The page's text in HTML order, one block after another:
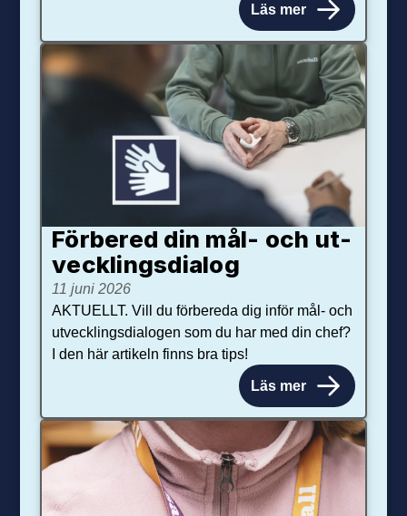
Läs mer
Förbered din mål- och ut­
veck­lings­dialog
11 juni 2026
AKTUELLT. Vill du förbereda dig inför mål- och
utvecklingsdialogen som du har med din chef?
I den här artikeln finns bra tips!
Läs mer